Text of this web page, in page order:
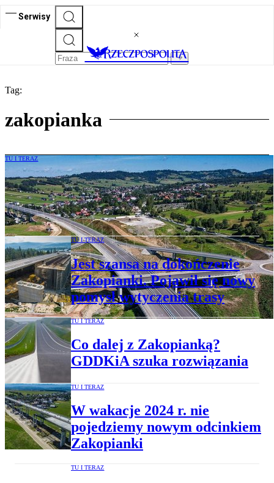
Serwisy
Tag:
zakopianka
TU I TERAZ
W piątek zostanie otwarty jeden z
najbardziej malowniczych fragmentów
Zakopianki
TU I TERAZ
Jest szansa na dokończenie
Zakopianki. Pojawił się nowy
pomysł wytyczenia trasy
TU I TERAZ
Co dalej z Zakopianką?
GDDKiA szuka rozwiązania
TU I TERAZ
W wakacje 2024 r. nie
pojedziemy nowym odcinkiem
Zakopianki
TU I TERAZ